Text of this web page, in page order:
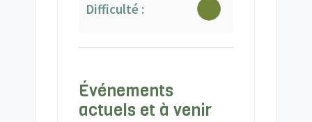
Difficulté :
Événements
actuels et à venir